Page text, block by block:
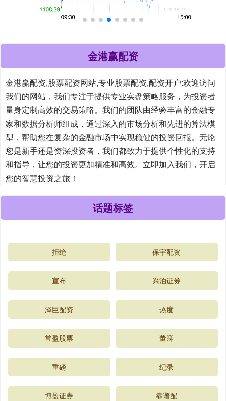
金港赢配资
金港赢配资,股票配资网站,专业股票配资,配资开户:欢迎访问
我们的网站，我们专注于提供专业实盘策略服务，为投资者
量身定制高效的交易策略。我们的团队由经验丰富的金融专
家和数据分析师组成，通过深入的市场分析和先进的算法模
型，帮助您在复杂的金融市场中实现稳健的投资回报。无论
您是新手还是资深投资者，我们都致力于提供个性化的支持
和指导，让您的投资更加精准和高效。立即加入我们，开启
您的智慧投资之旅！
话题标签
拒绝 保宇配资
宣布 兴泊证券
泽巨配资 热度
常盈股票 董卿
重磅 纪录
博盈证券 靠谱配